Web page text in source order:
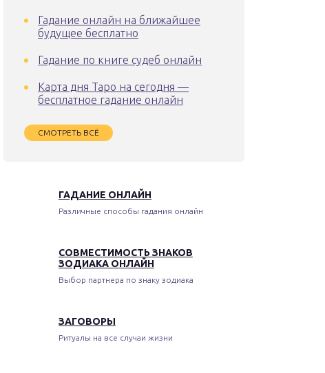
Гадание онлайн на ближайшее
будущее бесплатно
Гадание по книге судеб онлайн
Карта дня Таро на сегодня —
бесплатное гадание онлайн
СМОТРЕТЬ ВСЁ
ГАДАНИЕ ОНЛАЙН
Различные способы гадания онлайн
СОВМЕСТИМОСТЬ ЗНАКОВ
ЗОДИАКА ОНЛАЙН
Выбор партнера по знаку зодиака
ЗАГОВОРЫ
Ритуалы на все случаи жизни